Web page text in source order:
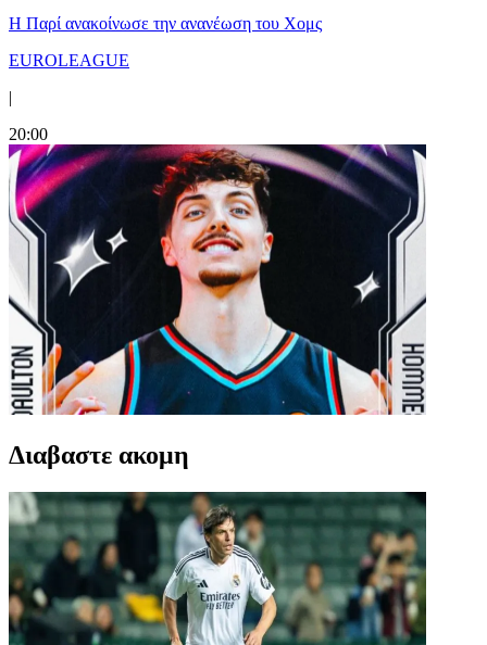
Η Παρί ανακοίνωσε την ανανέωση του Χομς
EUROLEAGUE
|
20:00
Διαβαστε ακομη